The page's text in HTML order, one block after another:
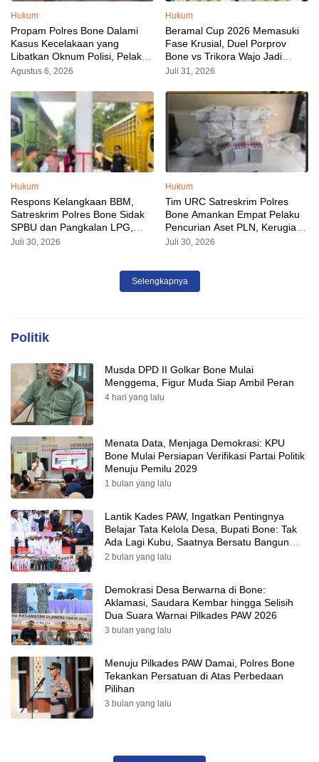
Hukum
Propam Polres Bone Dalami
Kasus Kecelakaan yang
Libatkan Oknum Polisi, Pelaku
Sudah Diamankan
Agustus 6, 2026
Hukum
Beramal Cup 2026 Memasuki
Fase Krusial, Duel Porprov
Bone vs Trikora Wajo Jadi
Sorotan Malam Ini
Juli 31, 2026
Hukum
Respons Kelangkaan BBM,
Satreskrim Polres Bone Sidak
SPBU dan Pangkalan LPG,
AKP Alvin Aji Imbau Pengelola
Juli 30, 2026
Hukum
Tim URC Satreskrim Polres
Bone Amankan Empat Pelaku
Pencurian Aset PLN, Kerugian
Ditaksir Capai Rp 3 Milyar
Juli 30, 2026
Selengkapnya
Politik
Musda DPD II Golkar Bone Mulai
Menggema, Figur Muda Siap Ambil Peran
4 hari yang lalu
Menata Data, Menjaga Demokrasi: KPU
Bone Mulai Persiapan Verifikasi Partai Politik
Menuju Pemilu 2029
1 bulan yang lalu
Lantik Kades PAW, Ingatkan Pentingnya
Belajar Tata Kelola Desa, Bupati Bone: Tak
Ada Lagi Kubu, Saatnya Bersatu Bangun
Desa
2 bulan yang lalu
Demokrasi Desa Berwarna di Bone:
Aklamasi, Saudara Kembar hingga Selisih
Dua Suara Warnai Pilkades PAW 2026
3 bulan yang lalu
Menuju Pilkades PAW Damai, Polres Bone
Tekankan Persatuan di Atas Perbedaan
Pilihan
3 bulan yang lalu